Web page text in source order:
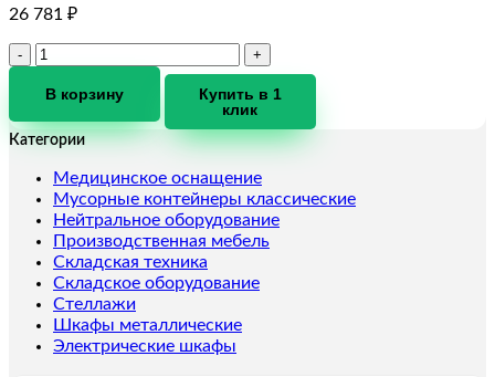
26 781 ₽
Количество
Строп
т
6),
(L=8
м)
250
мм
В корзину
Купить в 1
клик
Категории
Медицинское оснащение
Мусорные контейнеры классические
Нейтральное оборудование
Производственная мебель
Складская техника
Складское оборудование
Стеллажи
Шкафы металлические
Электрические шкафы